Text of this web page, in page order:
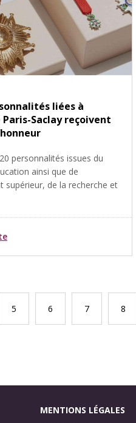
liées à
Paris-Saclay reçoivent
personnalités issues du
ainsi que de
supérieur, de la recherche et
Page
5 Page
6 Page
7 Page
8
MENTIONS LÉGALES